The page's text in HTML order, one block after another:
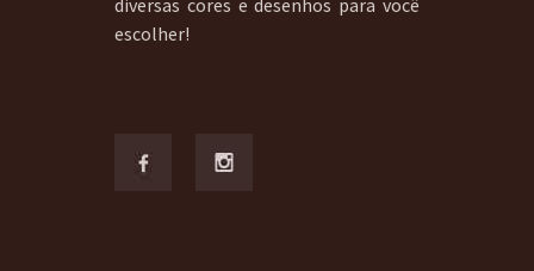
escolher!